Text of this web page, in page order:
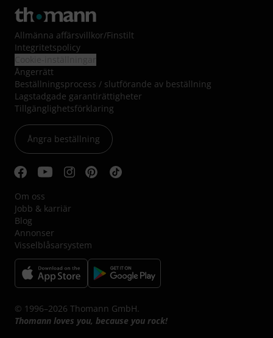
Allmänna affärsvillkor/Finstilt
Integritetspolicy
Ångerrätt
Beställningsprocess / slutförande av beställning
Lagstadgade garantirättigheter
Tillgänglighetsförklaring
Ångra beställning
Om oss
Jobb & karriär
Blog
Annonser
Visselblåsarsystem
© 1996–2026 Thomann GmbH.
Thomann loves you, because you rock!